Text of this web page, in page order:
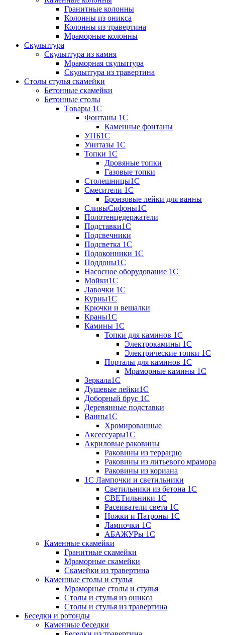
Гранитные колонны
Колонны из оникса
Колонны из травертина
Мраморные колонны
Скульптура
Скульптура из камня
Мраморная скульптура
Скульптура из травертина
Столы стулья скамейки
Бетонные скамейки
Бетонные столы
Tовары 1C
Фонтаны 1C
Каменные фонтаны
УПБ1С
Унитазы 1С
Топки 1С
Дровяные топки
Газовые топки
Столешницы1С
Смесители 1С
Бронзовые лейки для ванны
СливыСифоны1С
Полотенцедержатели
Подставки1С
Подсвечники
Подсветка 1С
Подоконники 1С
Поддоны1С
Насосное оборудование 1С
Мойки1С
Лавочки 1С
Курны1С
Крючки и вешалки
Краны1С
Камины 1C
Топки для каминов 1C
Электрокамины 1С
Электрические топки 1C
Порталы для каминов 1С
Мраморные камины 1C
Зеркала1С
Душевые лейки1С
Доборный брус 1С
Деревянные подставки
Ванны1С
Хромированные
Аксессуары1С
Акриловые раковины
Раковины из терраццо
Раковины из литьевого мрамора
Раковины из кориана
1С Лампочки и светильники
Светильники из бетона 1С
СВЕТильники 1С
Расеиватели света 1С
Ножки и Патроны 1С
Лампочки 1С
АБАЖУРы 1С
Каменные скамейки
Гранитные скамейки
Мраморные скамейки
Скамейки из травертина
Каменные столы и стулья
Мраморные столы и стулья
Столы и стулья из оникса
Столы и стулья из травертина
Беседки и ротонды
Каменные беседки